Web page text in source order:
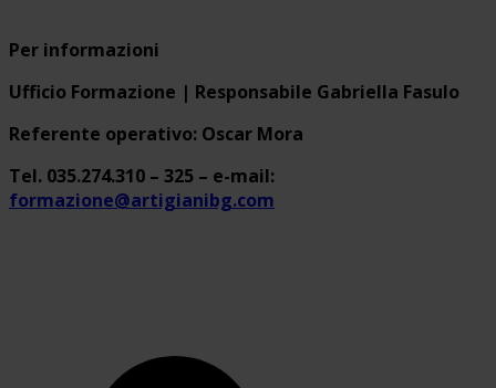
Per informazioni
Ufficio Formazione | Responsabile Gabriella Fasulo
Referente operativo: Oscar Mora
Tel. 035.274.310 – 325 – e-mail:
formazione@artigianibg.com